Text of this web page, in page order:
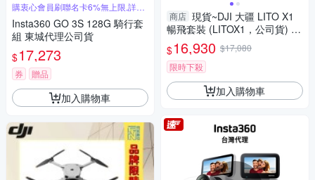
購衷心會員刷聯名卡6%無上限,詳見
賣場
Insta360 GO 3S 128G 騎行套
組 東城代理公司貨
$17,273
券 贈品
加入購物車
商店 現貨~DJI 大疆 LITO X1
暢飛套裝 (LITOX1，公司貨) 空
拍機 / 無人機 ｜免註冊｜全向
避障、自帶內存
$16,930 $17,080
限時下殺
加入購物車